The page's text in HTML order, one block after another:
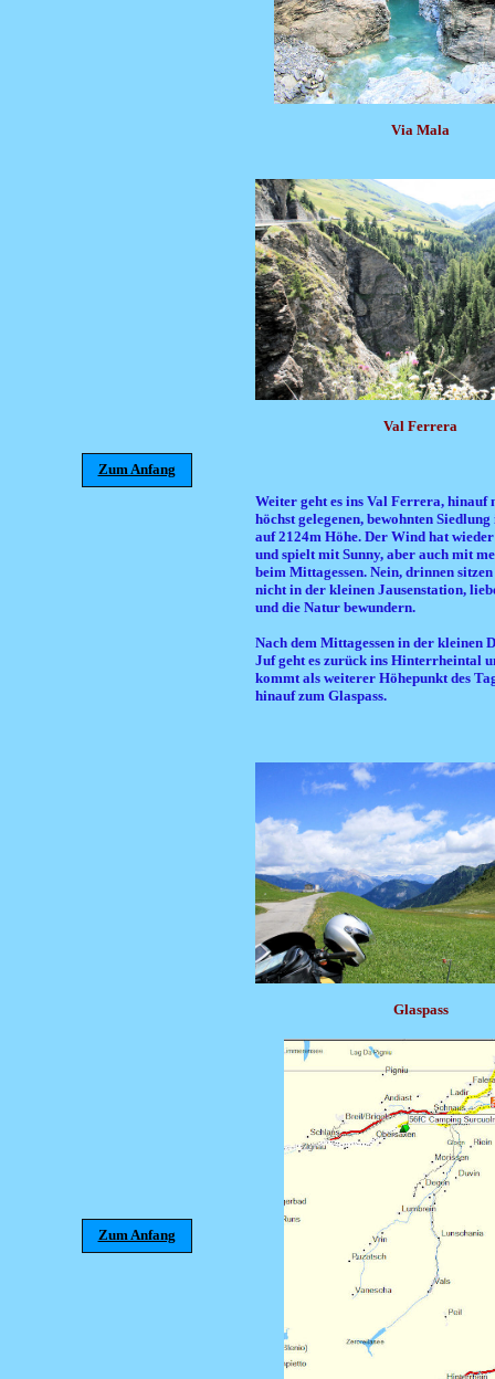
Zum Anfang
Zum Anfang
Via Mala
Val Ferrera
Weiter geht es ins Val Ferrera, hinauf
höchst gelegenen, bewohnten
auf 2124m Höhe. Der Wind hat
und spielt mit Sunny, aber auch mit
beim Mittagessen. Nein, drinnen
nicht in der kleinen Jausenstation,
und die Natur bewundern.
Nach dem Mittagessen in der kleinen
Juf geht es zurück ins Hinterrheintal
kommt als weiterer Höhepunkt des
hinauf zum Glaspass.
Glaspass